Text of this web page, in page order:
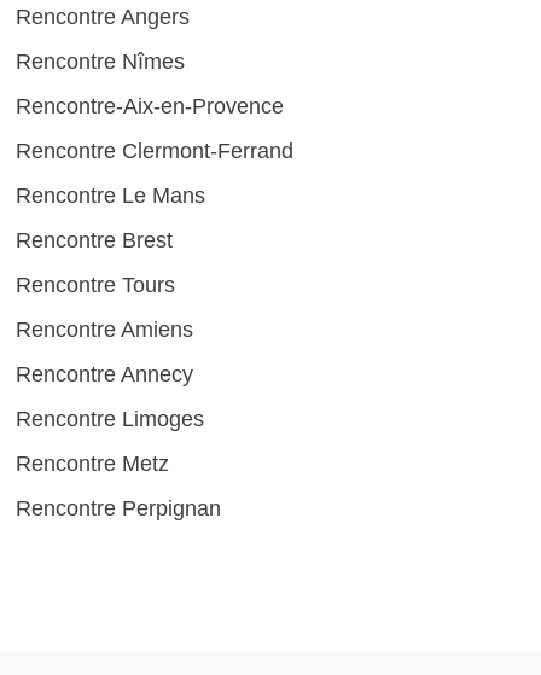
Rencontre Angers
Rencontre Nîmes
Rencontre-Aix-en-Provence
Rencontre Clermont-Ferrand
Rencontre Le Mans
Rencontre Brest
Rencontre Tours
Rencontre Amiens
Rencontre Annecy
Rencontre Limoges
Rencontre Metz
Rencontre Perpignan